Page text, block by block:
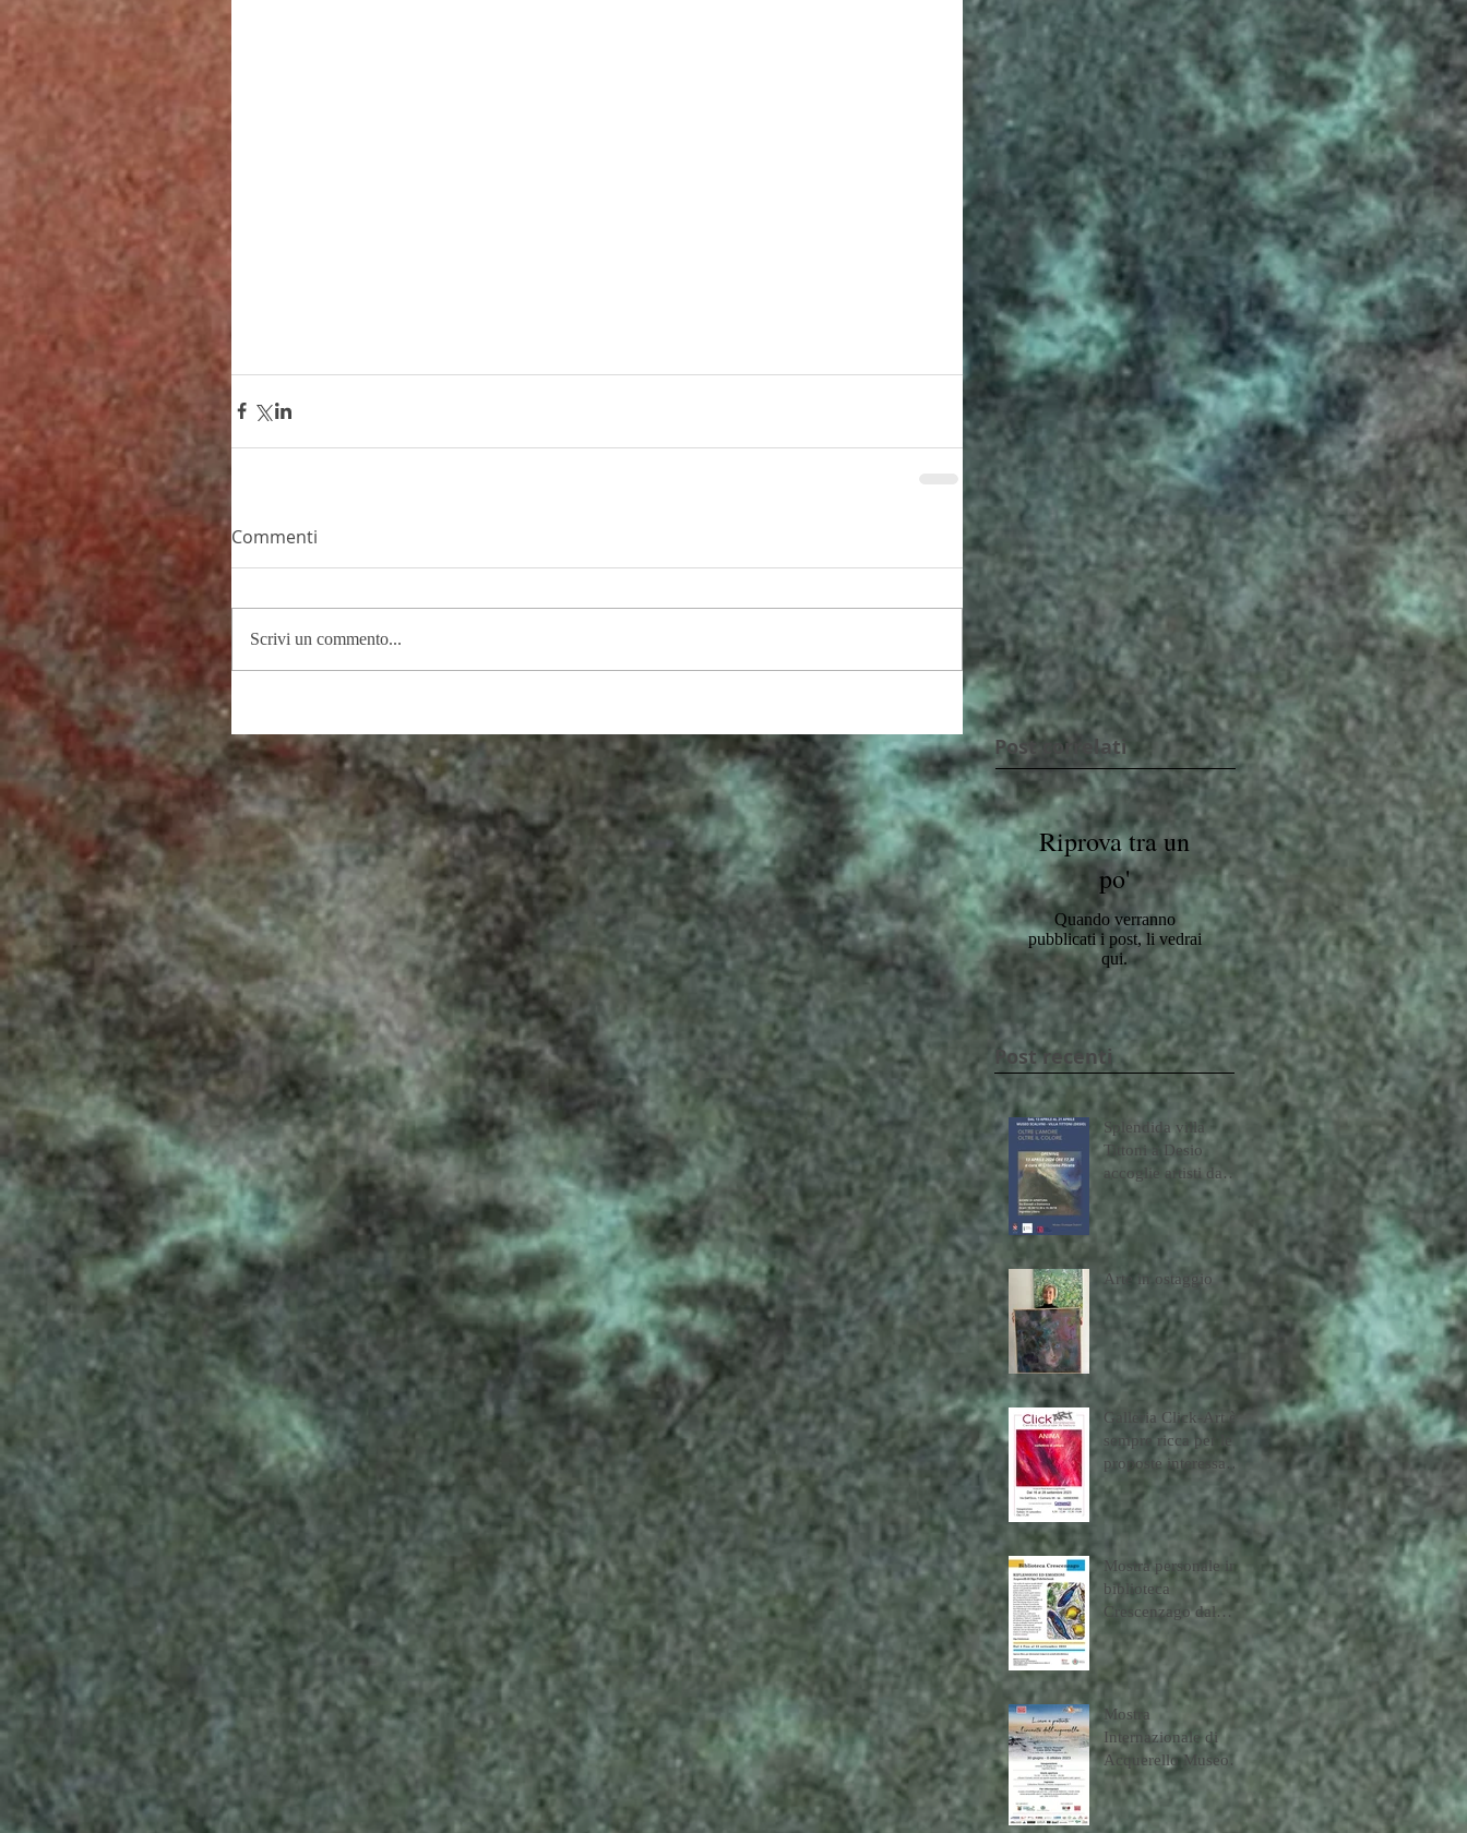
Commenti
Scrivi un commento...
Post correlati
Riprova tra un
po'
Quando verranno
pubblicati i post, li vedrai
qui.
Post recenti
Splendida villa
Tittoni a Desio
accoglie artisti da
molte città italiane
Arte in ostaggio
Galleria Click-Art è
sempre ricca per le
proposte interessante
per artisti e
collezionisti. Dal 16
settembre al 28
settembre la mostra
intitolato "Anima"
curata da Paolo
Avanzi.
Mostra personale in
biblioteca
Crescenzago dal
4/9/2023 al
23/09/2024
Mostra
Internazionale di
Acquerello Museo
"Mario Rimoldi"